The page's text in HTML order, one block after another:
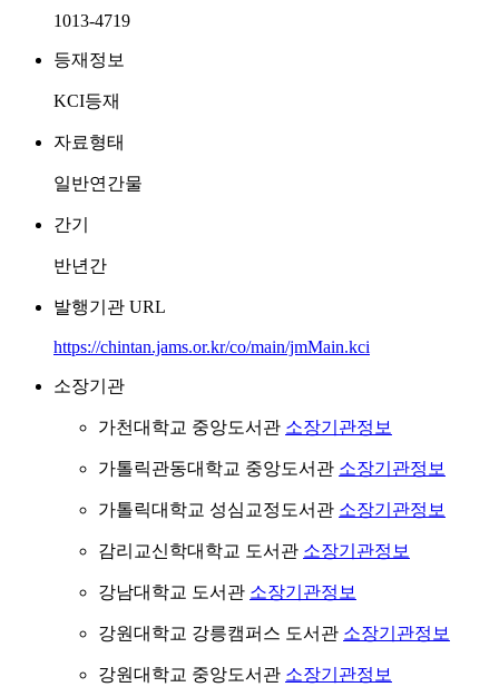
1013-4719
등재정보
KCI등재
자료형태
일반연간물
간기
반년간
발행기관 URL
https://chintan.jams.or.kr/co/main/jmMain.kci
소장기관
가천대학교 중앙도서관 소장기관정보
가톨릭관동대학교 중앙도서관 소장기관정보
가톨릭대학교 성심교정도서관 소장기관정보
감리교신학대학교 도서관 소장기관정보
강남대학교 도서관 소장기관정보
강원대학교 강릉캠퍼스 도서관 소장기관정보
강원대학교 중앙도서관 소장기관정보